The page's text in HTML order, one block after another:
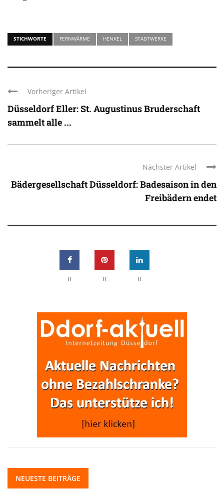
STICHWORTE FERNWÄRME HENKEL STADTWERKE
Vorheriger Artikel
Düsseldorf Eller: St. Augustinus Bruderschaft
sammelt alle ...
Nächster Artikel
Bädergesellschaft Düsseldorf: Badesaison in den
Freibädern endet
0 0 0
NEUESTE BEITRÄGE